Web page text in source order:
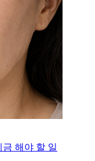
해야 할 일